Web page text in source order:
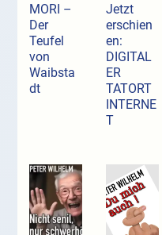
MORI –
Der
Teufel
von
Waibsta
dt
Jetzt
erschien
en:
DIGITAL
ER
TATORT
INTERNE
T